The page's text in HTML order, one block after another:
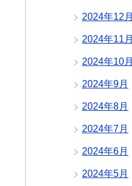
2024年12月
2024年11月
2024年10月
2024年9月
2024年8月
2024年7月
2024年6月
2024年5月